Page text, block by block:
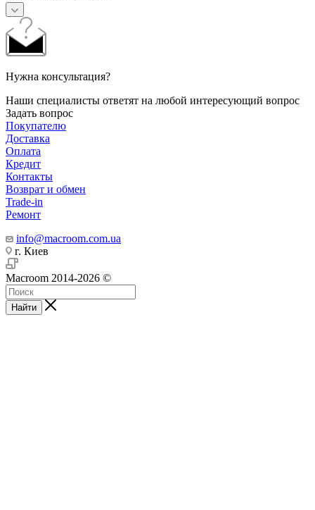
Нужна консультация?
Наши специалисты ответят на любой интересующий вопрос
Задать вопрос
Покупателю
Доставка
Оплата
Кредит
Контакты
Возврат и обмен
Trade-in
Ремонт
info@macroom.com.ua
г. Киев
Macroom 2014-2026 ©
Найти